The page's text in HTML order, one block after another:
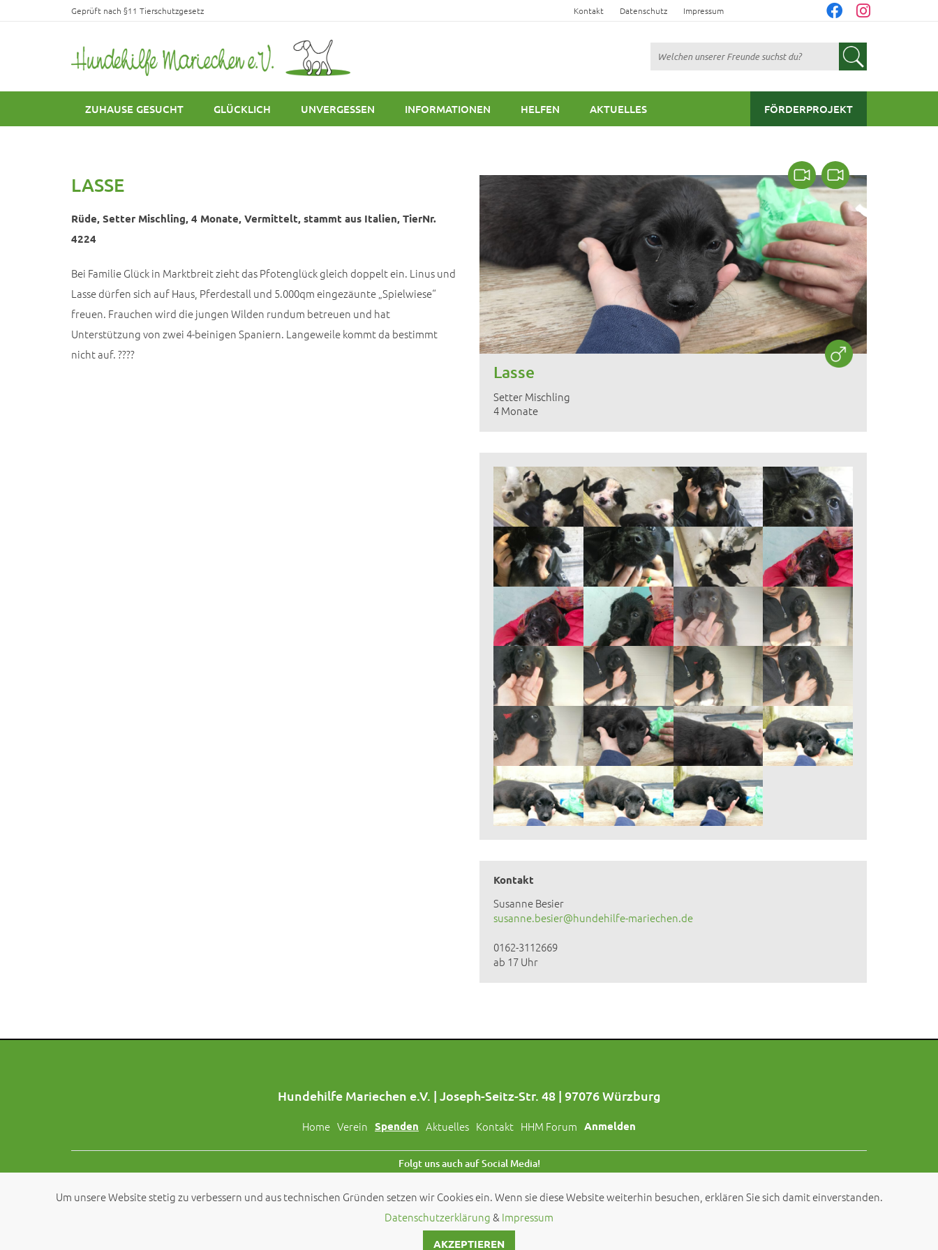
Geprüft nach §11 Tierschutzgesetz Kontakt Datenschutz Impressum
Suchen
ZUHAUSE GESUCHT GLÜCKLICH UNVERGESSEN INFORMATIONEN HELFEN AKTUELLES FÖRDERPROJEKT
LASSE
Rüde, Setter Mischling, 4 Monate, Vermittelt, stammt aus Italien, TierNr.
4224
Bei Familie Glück in Marktbreit zieht das Pfotenglück gleich doppelt ein. Linus und
Lasse dürfen sich auf Haus, Pferdestall und 5.000qm eingezäunte „Spielwiese“
freuen. Frauchen wird die jungen Wilden rundum betreuen und hat
Unterstützung von zwei 4-beinigen Spaniern. Langeweile kommt da bestimmt
nicht auf. ????
Lasse
Setter Mischling
4 Monate
Kontakt
Susanne Besier
susanne.besier@hundehilfe-mariechen.de
0162-3112669
ab 17 Uhr
Hundehilfe Mariechen e.V. | Joseph-Seitz-Str. 48 | 97076 Würzburg
Home Verein Spenden Aktuelles Kontakt HHM Forum Anmelden
Folgt uns auch auf Social Media!
© 2026 byHundehilfe Mariechen e.V.
Um unsere Website stetig zu verbessern und aus technischen Gründen setzen wir Cookies ein. Wenn sie diese Website weiterhin besuchen, erklären Sie sich damit einverstanden.
Datenschutzerklärung& Impressum
AKZEPTIEREN